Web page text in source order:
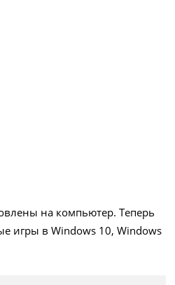
на компьютер. Теперь
игры в Windows 10, Windows